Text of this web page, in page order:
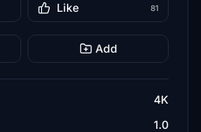
Like 81
Add
4K
1.0